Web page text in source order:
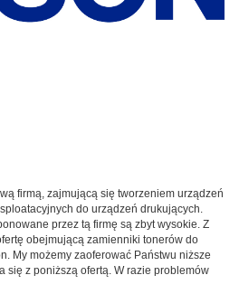
firmą, zajmującą się tworzeniem urządzeń
do urządzeń drukujących.
przez tą firmę są zbyt wysokie. Z
obejmującą zamienniki tonerów do
My możemy zaoferować Państwu niższe
się z poniższą ofertą. W razie problemów